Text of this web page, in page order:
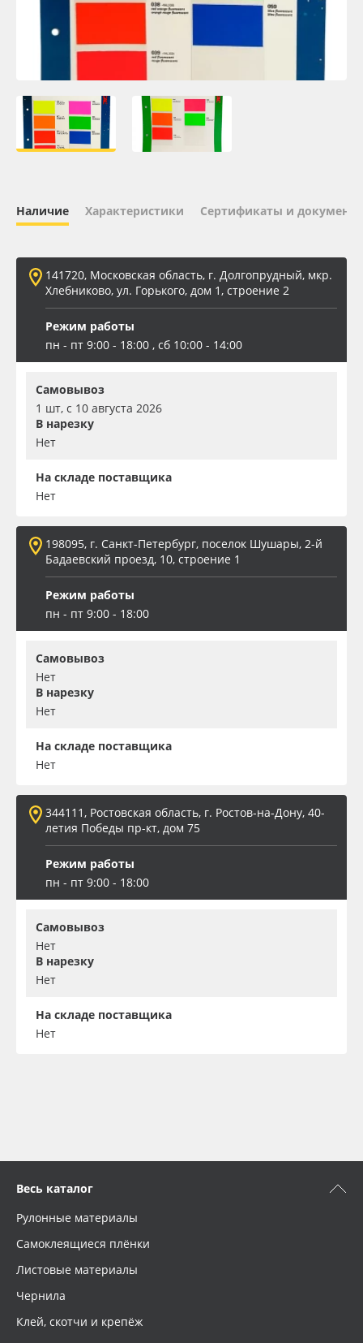
Oracal 641
Плёнка монтажная Oratape
ПЭТ листовой
Баннер
Заготовки для сувениров
Наличие Характеристики Сертификаты и
141720, Московская область, г. Долгопрудный, мкр.
Хлебниково, ул. Горького, дом 1, строение 2
Режим работы
пн - пт 9:00 - 18:00 , сб 10:00 - 14:00
Самовывоз
1 шт, с 10 августа 2026
В нарезку
Нет
На складе поставщика
Нет
198095, г. Санкт-Петербург, поселок Шушары, 2-й
Бадаевский проезд, 10, строение 1
Режим работы
пн - пт 9:00 - 18:00
Самовывоз
Нет
В нарезку
Нет
На складе поставщика
Нет
344111, Ростовская область, г. Ростов-на-Дону, 40-
летия Победы пр-кт, дом 75
Режим работы
пн - пт 9:00 - 18:00
Самовывоз
Нет
В нарезку
Нет
На складе поставщика
Нет
Весь каталог
Рулонные материалы
Самоклеящиеся плёнки
Листовые материалы
Чернила
Клей, скотчи и крепёж